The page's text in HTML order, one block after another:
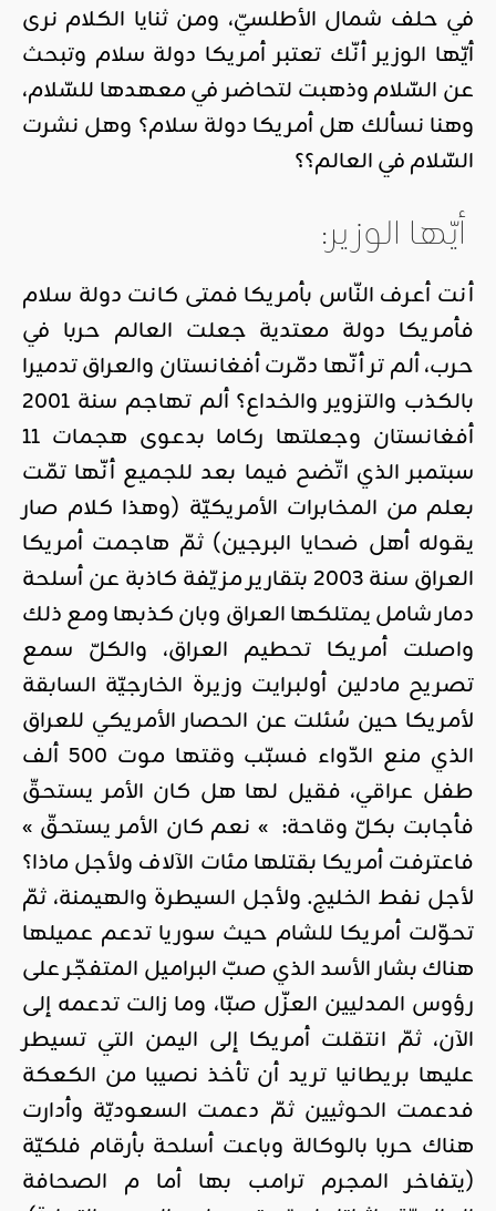
في حلف شمال الأطلسيّ، ومن ثنايا الكلام نرى
أيّها الوزير أنّك تعتبر أمريكا دولة سلام وتبحث
عن السّلام وذهبت لتحاضر في معهدها للسّلام،
وهنا نسألك هل أمريكا دولة سلام؟ وهل نشرت
السّلام في العالم؟؟
أيّها الوزير:
أنت أعرف النّاس بأمريكا فمتى كانت دولة سلام
فأمريكا دولة معتدية جعلت العالم حربا في
حرب، ألم تر أنّها دمّرت أفغانستان والعراق تدميرا
بالكذب والتزوير والخداع؟ ألم تهاجم سنة 2001
أفغانستان وجعلتها ركاما بدعوى هجمات 11
سبتمبر الذي اتّضح فيما بعد للجميع أنّها تمّت
بعلم من المخابرات الأمريكيّة (وهذا كلام صار
يقوله أهل ضحايا البرجين) ثمّ هاجمت أمريكا
العراق سنة 2003 بتقارير مزيّفة كاذبة عن أسلحة
دمار شامل يمتلكها العراق وبان كذبها ومع ذلك
واصلت أمريكا تحطيم العراق، والكلّ سمع
تصريح مادلين أولبرايت وزيرة الخارجيّة السابقة
لأمريكا حين سُئلت عن الحصار الأمريكي للعراق
الذي منع الدّواء فسبّب وقتها موت 500 ألف
طفل عراقي، فقيل لها هل كان الأمر يستحقّ
فأجابت بكلّ وقاحة: » نعم كان الأمر يستحقّ »
فاعترفت أمريكا بقتلها مئات الآلاف ولأجل ماذا؟
لأجل نفط الخليج. ولأجل السيطرة والهيمنة، ثمّ
تحوّلت أمريكا للشام حيث سوريا تدعم عميلها
هناك بشار الأسد الذي صبّ البراميل المتفجّر على
رؤوس المدليين العزّل صبّا، وما زالت تدعمه إلى
الآن، ثمّ انتقلت أمريكا إلى اليمن التي تسيطر
عليها بريطانيا تريد أن تأخذ نصيبا من الكعكة
فدعمت الحوثيين ثمّ دعمت السعوديّة وأدارت
هناك حربا بالوكالة وباعت أسلحة بأرقام فلكيّة
(يتفاخر المجرم ترامب بها أما م الصحافة